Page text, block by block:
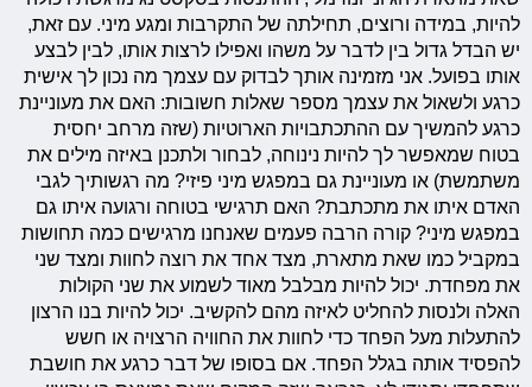
להיות, במידה ורוצים, תחילתה של התקרבות ומגע מיני. עם זאת,
יש הבדל גדול בין לדבר על משהו ואפילו לרצות אותו, לבין לבצע
אותו בפועל. אני מזמינה אותך לבדוק עם עצמך מה נכון לך אישית
כרגע ולשאול את עצמך מספר שאלות חשובות: האם את מעוניינת
כרגע להמשיך עם ההתכתבויות הארוטיות (שזה מרחב יחסית
בטוח שמאפשר לך להיות נינוחה, לבחור ולתכנן באיזה מילים את
משתמשת) או מעוניינת גם במפגש מיני פיזי? מה רגשותיך לגבי
האדם איתו את מתכתבת? האם תרגישי בטוחה ורגועה איתו גם
במפגש מיני? קורה הרבה פעמים שאנחנו מרגישים כמה תחושות
במקביל כמו שאת מתארת, מצד אחד את רוצה לחוות ומצד שני
את מפחדת. יכול להיות מבלבל מאוד לשמוע את שני הקולות
האלה ולנסות להחליט לאיזה מהם להקשיב. יכול להיות בנו הרצון
להתעלות מעל הפחד כדי לחוות את החוויה הרצויה או חשש
להפסיד אותה בגלל הפחד. אם בסופו של דבר כרגע את חושבת